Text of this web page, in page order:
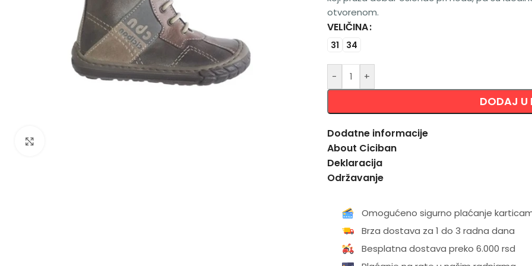
otvorenom.
VELIČINA
31 34
- +
DODAJ U
Alternative:
Dodatne informacije
About Ciciban
Deklaracija
Održavanje
Omogućeno sigurno plaćanje
Brza dostava za 1 do 3 radna dana
Besplatna dostava preko 6.000 rsd